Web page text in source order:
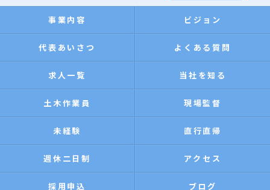
事業内容 ビジョン
代表あいさつ よくある質問
求人一覧 当社を知る
土木作業員 現場監督
未経験 直行直帰
週休二日制 アクセス
採用申込 ブログ